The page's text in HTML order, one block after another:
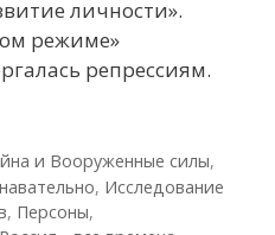
личности».
режиме»
репрессиям.
и Вооруженные силы,
, Исследование
, Персоны,